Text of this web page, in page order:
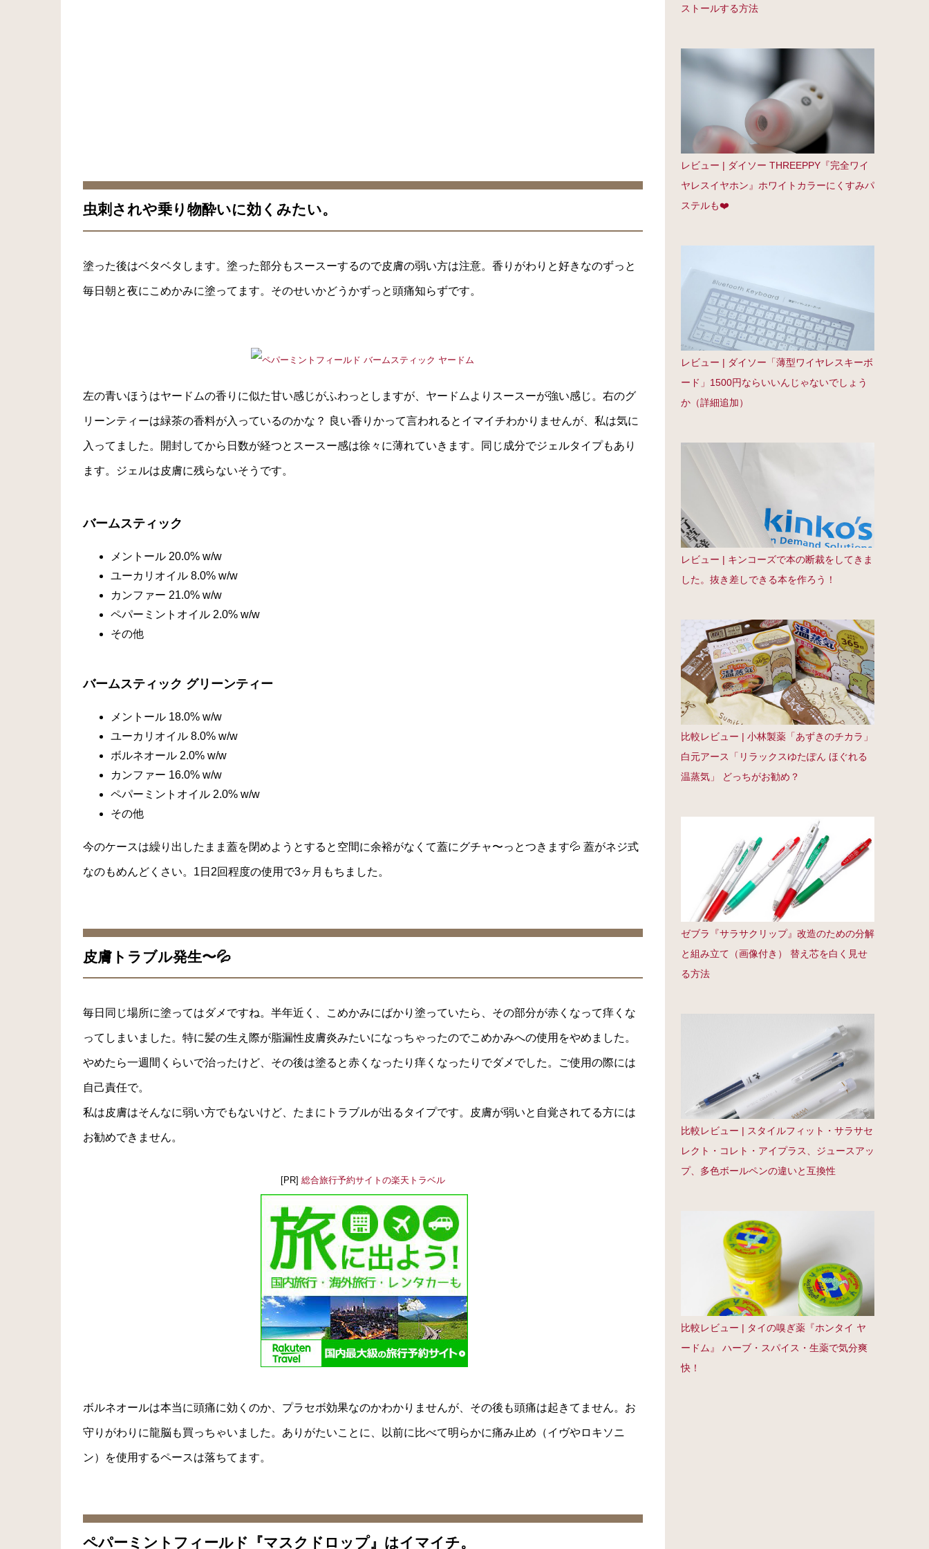
虫刺されや乗り物酔いに効くみたい。
塗った後はベタベタします。塗った部分もスースーするので皮膚の弱い方は注意。香りがわりと好きなのずっと
毎日朝と夜にこめかみに塗ってます。そのせいかどうかずっと頭痛知らずです。
左の青いほうはヤードムの香りに似た甘い感じがふわっとしますが、ヤードムよりスースーが強い感じ。右のグ
リーンティーは緑茶の香料が入っているのかな？ 良い香りかって言われるとイマイチわかりませんが、私は気に
入ってました。開封してから日数が経つとスースー感は徐々に薄れていきます。同じ成分でジェルタイプもあり
ます。ジェルは皮膚に残らないそうです。
バームスティック
メントール 20.0% w/w
ユーカリオイル 8.0% w/w
カンファー 21.0% w/w
ペパーミントオイル 2.0% w/w
その他
バームスティック グリーンティー
メントール 18.0% w/w
ユーカリオイル 8.0% w/w
ボルネオール 2.0% w/w
カンファー 16.0% w/w
ペパーミントオイル 2.0% w/w
その他
今のケースは繰り出したまま蓋を閉めようとすると空間に余裕がなくて蓋にグチャ〜っとつきます💦 蓋がネジ式
なのもめんどくさい。1日2回程度の使用で3ヶ月もちました。
皮膚トラブル発生〜💦
毎日同じ場所に塗ってはダメですね。半年近く、こめかみにばかり塗っていたら、その部分が赤くなって痒くな
ってしまいました。特に髪の生え際が脂漏性皮膚炎みたいになっちゃったのでこめかみへの使用をやめました。
やめたら一週間くらいで治ったけど、その後は塗ると赤くなったり痒くなったりでダメでした。ご使用の際には
自己責任で。
私は皮膚はそんなに弱い方でもないけど、たまにトラブルが出るタイプです。皮膚が弱いと自覚されてる方には
お勧めできません。
[PR] 総合旅行予約サイトの楽天トラベル
ボルネオールは本当に頭痛に効くのか、プラセボ効果なのかわかりませんが、その後も頭痛は起きてません。お
守りがわりに龍脳も買っちゃいました。ありがたいことに、以前に比べて明らかに痛み止め（イヴやロキソニ
ン）を使用するペースは落ちてます。
ペパーミントフィールド『マスクドロップ』はイマイチ。
ストールする方法
レビュー | ダイソー THREEPPY『完全ワイ
ヤレスイヤホン』ホワイトカラーにくすみパ
ステルも❤️
レビュー | ダイソー「薄型ワイヤレスキーボ
ード」1500円ならいいんじゃないでしょう
か（詳細追加）
レビュー | キンコーズで本の断裁をしてきま
した。抜き差しできる本を作ろう！
比較レビュー | 小林製薬「あずきのチカラ」
白元アース「リラックスゆたぽん ほぐれる
温蒸気」 どっちがお勧め？
ゼブラ『サラサクリップ』改造のための分解
と組み立て（画像付き） 替え芯を白く見せ
る方法
比較レビュー | スタイルフィット・サラサセ
レクト・コレト・アイプラス、ジュースアッ
プ、多色ボールペンの違いと互換性
比較レビュー | タイの嗅ぎ薬『ホンタイ ヤ
ードム』 ハーブ・スパイス・生薬で気分爽
快！